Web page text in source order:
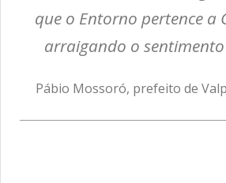
que o Entorno pertence a
arraigando o
Pábio Mossoró, prefeito de